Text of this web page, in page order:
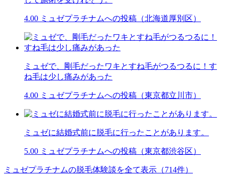
4.00 ミュゼプラチナムへの投稿（北海道厚別区）
ミュゼで、剛毛だったワキとすね毛がつるつるに！す
ね毛は少し痛みがあった
4.00 ミュゼプラチナムへの投稿（東京都立川市）
ミュゼに結婚式前に脱毛に行ったことがあります。
5.00 ミュゼプラチナムへの投稿（東京都渋谷区）
ミュゼプラチナムの脱毛体験談を全て表示（714件）